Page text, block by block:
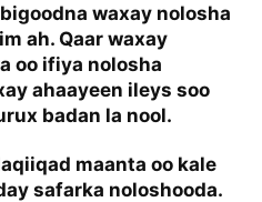
waxay nolosha
ah. Qaar waxay
oo ifiya nolosha
ahaayeen ileys soo
badan la nool.
maanta oo kale
safarka noloshooda.